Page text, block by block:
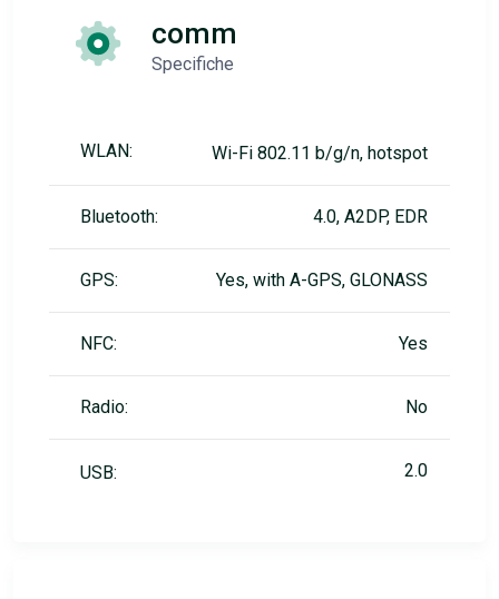
comm
Specifiche
WLAN: Wi-Fi 802.11 b/g/n, hotspot
Bluetooth: 4.0, A2DP, EDR
GPS: Yes, with A-GPS, GLONASS
NFC: Yes
Radio: No
USB: 2.0